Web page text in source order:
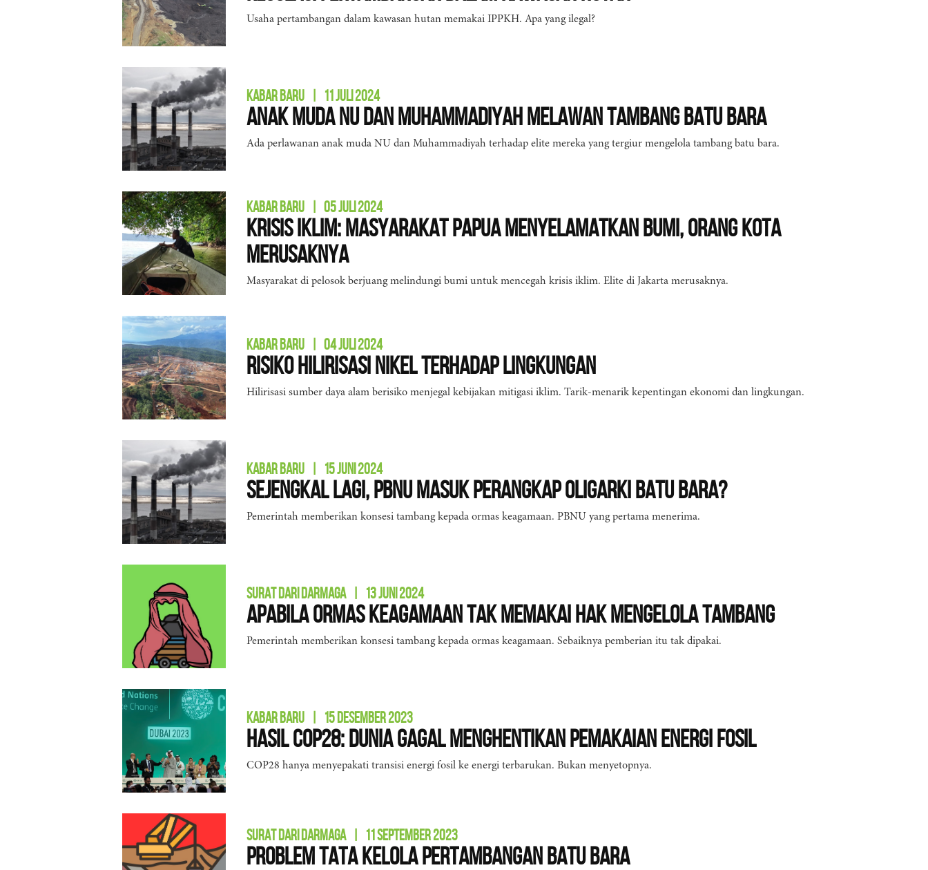
Usaha pertambangan dalam kawasan hutan memakai IPPKH. Apa yang ilegal?
KABAR BARU 11 JULI 2024
Anak Muda NU dan Muhammadiyah Melawan Tambang Batu Bara
Ada perlawanan anak muda NU dan Muhammadiyah terhadap elite mereka yang tergiur mengelola tambang batu bara.
KABAR BARU 05 JULI 2024
Krisis Iklim: Masyarakat Papua Menyelamatkan Bumi, Orang Kota
Merusaknya
Masyarakat di pelosok berjuang melindungi bumi untuk mencegah krisis iklim. Elite di Jakarta merusaknya.
KABAR BARU 04 JULI 2024
Risiko Hilirisasi Nikel Terhadap Lingkungan
Hilirisasi sumber daya alam berisiko menjegal kebijakan mitigasi iklim. Tarik-menarik kepentingan ekonomi dan lingkungan.
KABAR BARU 15 JUNI 2024
Sejengkal lagi, PBNU Masuk Perangkap Oligarki Batu Bara?
Pemerintah memberikan konsesi tambang kepada ormas keagamaan. PBNU yang pertama menerima.
SURAT DARI DARMAGA 13 JUNI 2024
Apabila Ormas Keagamaan Tak Memakai Hak Mengelola Tambang
Pemerintah memberikan konsesi tambang kepada ormas keagamaan. Sebaiknya pemberian itu tak dipakai.
KABAR BARU 15 DESEMBER 2023
Hasil COP28: Dunia Gagal Menghentikan Pemakaian Energi Fosil
COP28 hanya menyepakati transisi energi fosil ke energi terbarukan. Bukan menyetopnya.
SURAT DARI DARMAGA 11 SEPTEMBER 2023
Problem Tata Kelola Pertambangan Batu Bara